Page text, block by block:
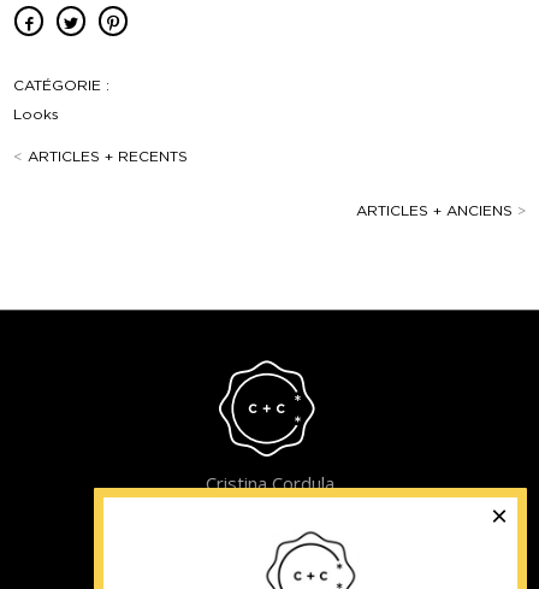
CATÉGORIE :
Looks
< ARTICLES + RECENTS
ARTICLES + ANCIENS >
Cristina Cordula